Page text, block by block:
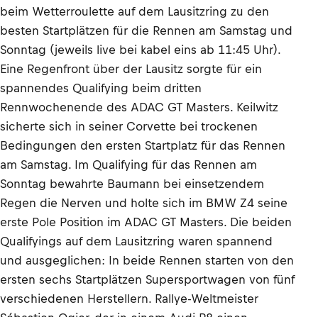
beim Wetterroulette auf dem Lausitzring zu den
besten Startplätzen für die Rennen am Samstag und
Sonntag (jeweils live bei kabel eins ab 11:45 Uhr).
Eine Regenfront über der Lausitz sorgte für ein
spannendes Qualifying beim dritten
Rennwochenende des ADAC GT Masters. Keilwitz
sicherte sich in seiner Corvette bei trockenen
Bedingungen den ersten Startplatz für das Rennen
am Samstag. Im Qualifying für das Rennen am
Sonntag bewahrte Baumann bei einsetzendem
Regen die Nerven und holte sich im BMW Z4 seine
erste Pole Position im ADAC GT Masters. Die beiden
Qualifyings auf dem Lausitzring waren spannend
und ausgeglichen: In beide Rennen starten von den
ersten sechs Startplätzen Supersportwagen von fünf
verschiedenen Herstellern. Rallye-Weltmeister